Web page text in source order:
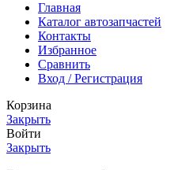
Главная
Каталог автозапчастей
Контакты
Избранное
Сравнить
Вход / Регистрация
Корзина
Закрыть
Войти
Закрыть